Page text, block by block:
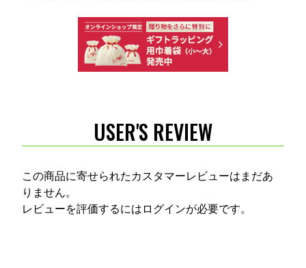
USER'S REVIEW
この商品に寄せられたカスタマーレビューはまだあ
りません。
レビューを評価するには ログインが必要です。